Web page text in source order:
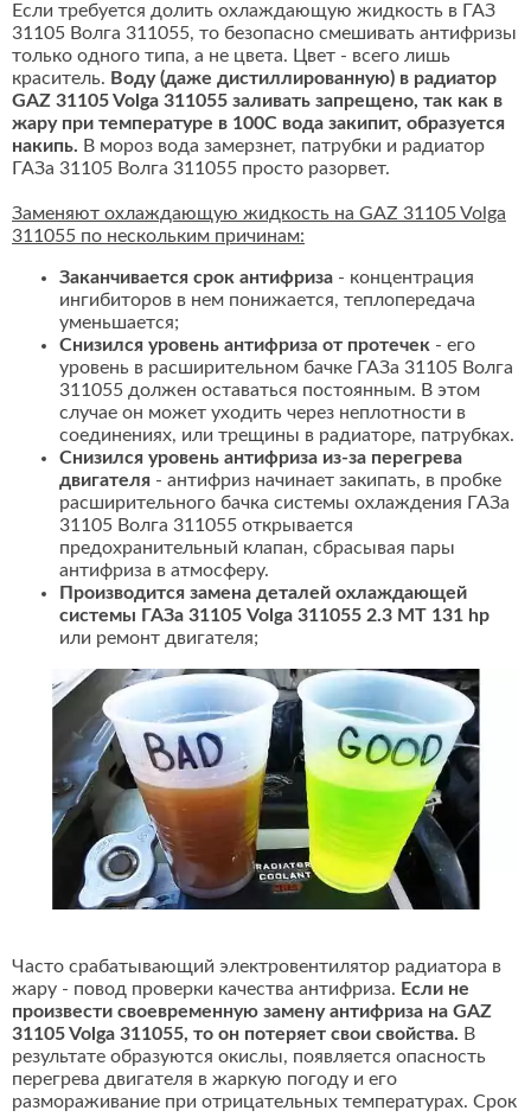
Если требуется долить охлаждающую жидкость в ГАЗ
31105 Волга 311055, то безопасно смешивать антифризы
только одного типа, а не цвета. Цвет - всего лишь
краситель. Воду (даже дистиллированную) в радиатор
GAZ 31105 Volga 311055 заливать запрещено, так как в
жару при температуре в 100С вода закипит, образуется
накипь. В мороз вода замерзнет, патрубки и радиатор
ГАЗа 31105 Волга 311055 просто разорвет.
Заменяют охлаждающую жидкость на GAZ 31105 Volga
311055 по нескольким причинам:
Заканчивается срок антифриза - концентрация
ингибиторов в нем понижается, теплопередача
уменьшается;
Снизился уровень антифриза от протечек - его
уровень в расширительном бачке ГАЗа 31105 Волга
311055 должен оставаться постоянным. В этом
случае он может уходить через неплотности в
соединениях, или трещины в радиаторе, патрубках.
Снизился уровень антифриза из-за перегрева
двигателя - антифриз начинает закипать, в пробке
расширительного бачка системы охлаждения ГАЗа
31105 Волга 311055 открывается
предохранительный клапан, сбрасывая пары
антифриза в атмосферу.
Производится замена деталей охлаждающей
системы ГАЗа 31105 Volga 311055 2.3 MT 131 hp
или ремонт двигателя;
Часто срабатывающий электровентилятор радиатора в
жару - повод проверки качества антифриза. Если не
произвести своевременную замену антифриза на GAZ
31105 Volga 311055, то он потеряет свои свойства. В
результате образуются окислы, появляется опасность
перегрева двигателя в жаркую погоду и его
размораживание при отрицательных температурах. Срок